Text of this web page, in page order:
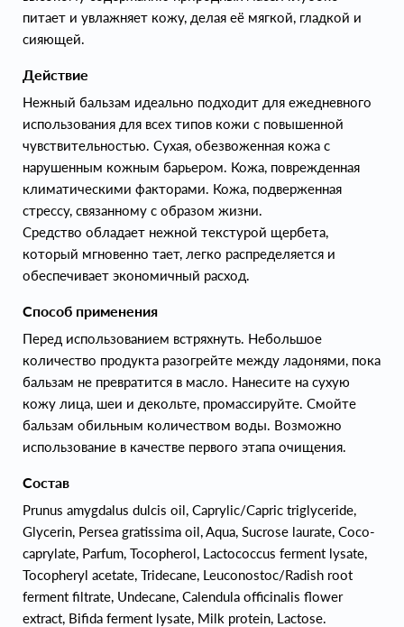
питает и увлажняет кожу, делая её мягкой, гладкой и
сияющей.
Действие
Нежный бальзам идеально подходит для ежедневного
использования для всех типов кожи с повышенной
чувствительностью. Сухая, обезвоженная кожа с
нарушенным кожным барьером. Кожа, поврежденная
климатическими факторами. Кожа, подверженная
стрессу, связанному с образом жизни.
Средство обладает нежной текстурой щербета,
который мгновенно тает, легко распределяется и
обеспечивает экономичный расход.
Способ применения
Перед использованием встряхнуть. Небольшое
количество продукта разогрейте между ладонями, пока
бальзам не превратится в масло. Нанесите на сухую
кожу лица, шеи и декольте, промассируйте. Смойте
бальзам обильным количеством воды. Возможно
использование в качестве первого этапа очищения.
Состав
Prunus amygdalus dulcis oil, Caprylic/Capric triglyceride,
Glycerin, Persea gratissima oil, Aqua, Sucrose laurate, Coco-
caprylate, Parfum, Tocopherol, Lactococcus ferment lysate,
Tocopheryl acetate, Tridecane, Leuconostoc/Radish root
ferment filtrate, Undecane, Calendula officinalis flower
extract, Bifida ferment lysate, Milk protein, Lactose.